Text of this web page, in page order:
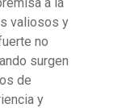
valiosos y
no
surgen
de
y